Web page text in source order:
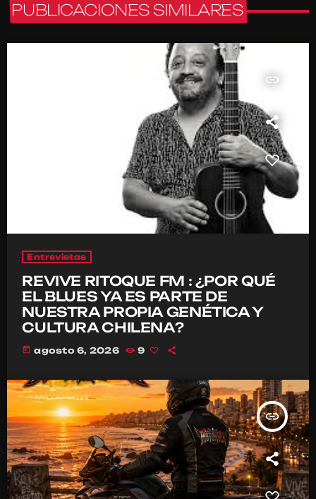
PUBLICACIONES SIMILARES
insert_link
Entrevistas
REVIVE RITOQUE FM : ¿POR QUÉ
EL BLUES YA ES PARTE DE
NUESTRA PROPIA GENÉTICA Y
CULTURA CHILENA?
today agosto 6, 2026 9
insert_link